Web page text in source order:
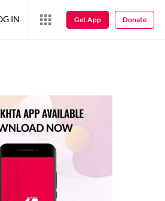
IN Get App Donate